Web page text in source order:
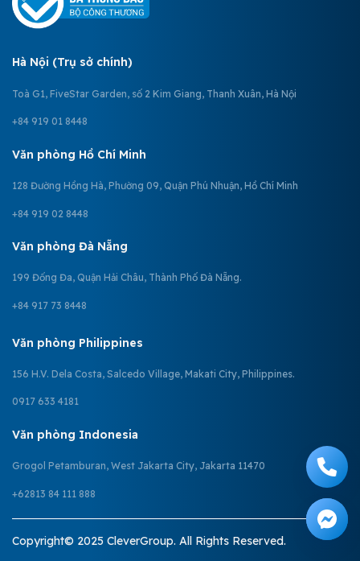
Hà Nội (Trụ sở chính)
Toà G1, FiveStar Garden, số 2 Kim Giang, Thanh Xuân, Hà Nội
+84 919 01 8448
Văn phòng Hồ Chí Minh
128 Đường Hồng Hà, Phường 09, Quận Phú Nhuận, Hồ Chí Minh
+84 919 02 8448
Văn phòng Đà Nẵng
199 Đống Đa, Quận Hải Châu, Thành Phố Đà Nẵng.
+84 917 73 8448
Văn phòng Philippines
156 H.V. Dela Costa, Salcedo Village, Makati City, Philippines.
0917 633 4181
Văn phòng Indonesia
Grogol Petamburan, West Jakarta City, Jakarta 11470
+62813 84 111 888
Copyright© 2025 CleverGroup. All Rights Reserved.